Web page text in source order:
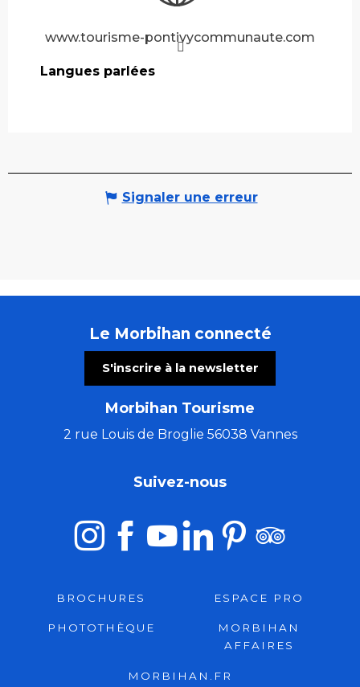
www.tourisme-pontivycommunaute.com
Langues parlées
Langues parlées
Signaler une erreur
Le Morbihan connecté
S'inscrire à la newsletter
Morbihan Tourisme
2 rue Louis de Broglie 56038 Vannes
Suivez-nous
BROCHURES ESPACE PRO
PHOTOTHÈQUE
MORBIHAN
AFFAIRES
MORBIHAN.FR